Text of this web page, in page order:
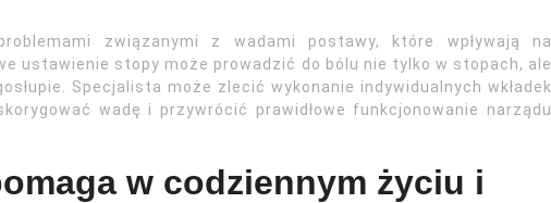
związanymi z wadami postawy, które wpływają na
ustawienie stopy może prowadzić do bólu nie tylko w stopach, ale
Specjalista może zlecić wykonanie indywidualnych wkładek
wadę i przywrócić prawidłowe funkcjonowanie narządu
w codziennym życiu i